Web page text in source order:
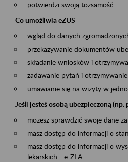
potwierdzi swoją tożsamość.
Co umożliwia eZUS
wgląd do danych
przekazywanie dokumentów
składanie wniosków i
zadawanie pytań i
umawianie się na wizyty w
Jeśli jesteś osobą ubezpieczoną
możesz sprawdzić swoje dane
masz dostęp do informacji o
masz dostęp do informacji o
lekarskich - e-ZLA